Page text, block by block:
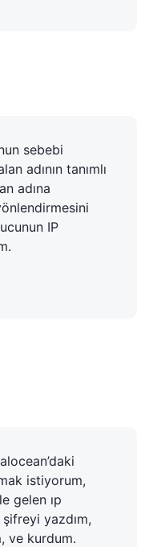
sebebi
adının tanımlı
adına
IP
istiyorum,
gelen ıp
yazdım,
ve kurdum.